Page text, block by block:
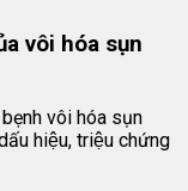
vôi hóa sụn
vôi hóa sụn
hiệu, triệu chứng